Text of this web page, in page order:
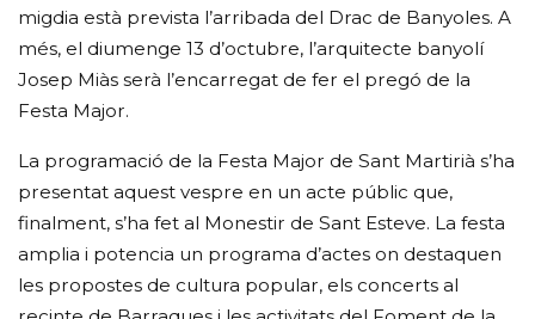
migdia està prevista l’arribada del Drac de Banyoles. A
més, el diumenge 13 d’octubre, l’arquitecte banyolí
Josep Miàs serà l’encarregat de fer el pregó de la
Festa Major.
La programació de la Festa Major de Sant Martirià s’ha
presentat aquest vespre en un acte públic que,
finalment, s’ha fet al Monestir de Sant Esteve. La festa
amplia i potencia un programa d’actes on destaquen
les propostes de cultura popular, els concerts al